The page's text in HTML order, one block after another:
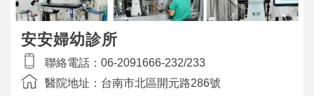
安安婦幼診所
聯絡電話： 06-2091666-232/233
醫院地址： 台南市北區開元路286號